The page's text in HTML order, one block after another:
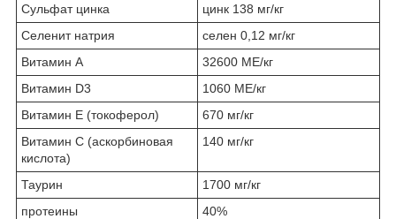
Сульфат цинка
цинк 138 мг/кг
Селенит натрия
селен 0,12 мг/кг
Витамин A
32600 МЕ/кг
Витамин D3
1060 МЕ/кг
Витамин E (токоферол)
670 мг/кг
Витамин C (аскорбиновая
кислота)
140 мг/кг
Таурин
1700 мг/кг
протеины
40%